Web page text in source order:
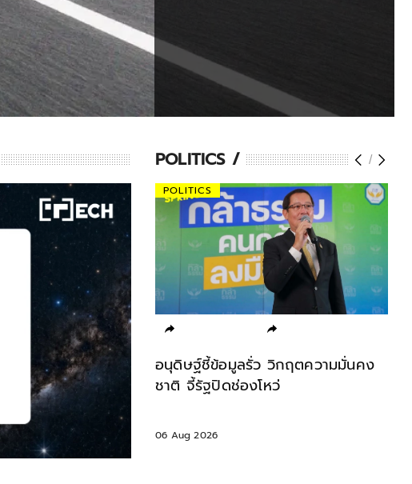
POLITICS
หล่าย' หารือเต็มคณะ
3 ฉบับ สานต่อความ
POLITICS
อนุดิษฐ์ชี้ข้อมูลรั่ว วิกฤตความมั่นคง
ชาติ จี้รัฐปิดช่องโหว่
06 Aug 2026